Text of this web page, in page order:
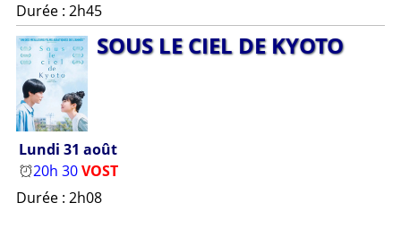
Durée : 2h45
SOUS LE CIEL DE KYO­TO
Lundi 31 août
20h 30VOST
Durée : 2h08